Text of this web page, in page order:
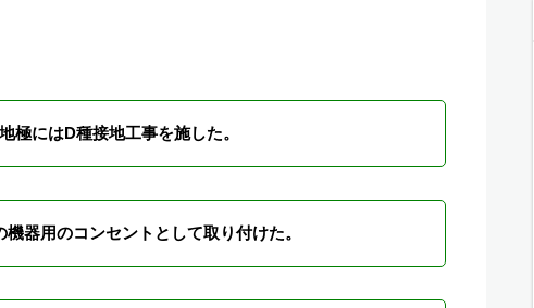
極にはD種接地工事を施した。
機器用のコンセントとして取り付けた。